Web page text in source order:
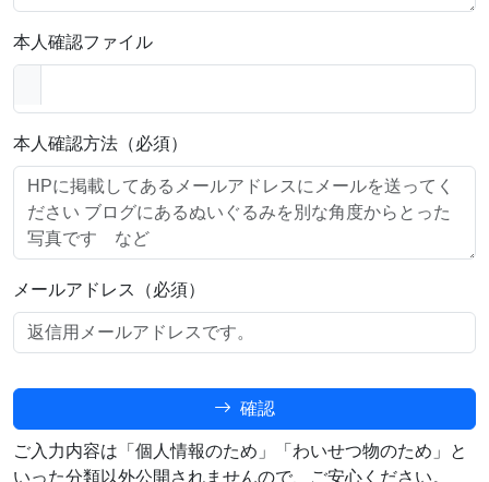
本人確認ファイル
本人確認方法（必須）
メールアドレス（必須）
確認
ご入力内容は「個人情報のため」「わいせつ物のため」と
いった分類以外公開されませんので、ご安心ください。